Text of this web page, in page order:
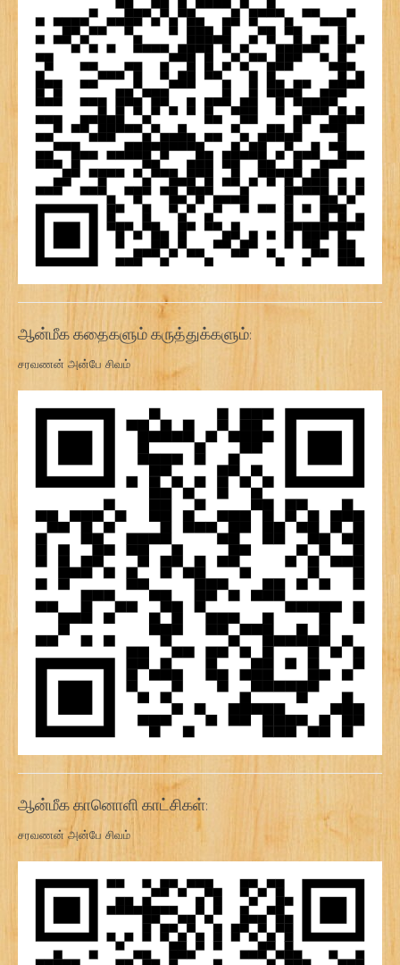
ஆன்மீக கதைகளும் கருத்துக்களும்:
சரவணன் அன்பே சிவம்
ஆன்மீக கானொளி காட்சிகள்:
சரவணன் அன்பே சிவம்